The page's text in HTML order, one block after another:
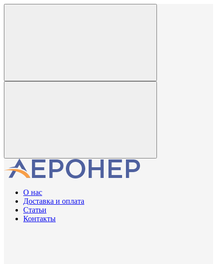
О нас
Доставка и оплата
Статьи
Контакты